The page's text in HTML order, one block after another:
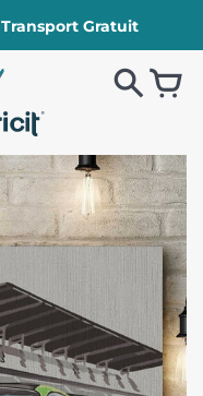
Transport Gratuit